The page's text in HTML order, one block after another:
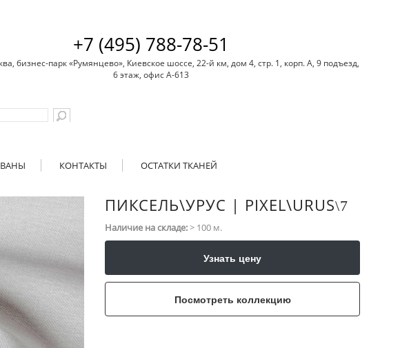
+7 (495) 788-78-51
бизнес-парк «Румянцево», Киевское шоссе, 22-й км, дом 4, стр. 1, корп. А, 9 подъезд,
6 этаж, офис А-613
КОНТАКТЫ ОСТАТКИ ТКАНЕЙ
ПИКСЕЛЬ\​УРУС | PIXEL\​URUS\​7
Наличие на складе:> 100 м.
Узнать цену
Посмотреть коллекцию